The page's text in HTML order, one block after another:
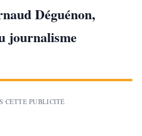
Déguénon,
journalisme
CETTE PUBLICITÉ